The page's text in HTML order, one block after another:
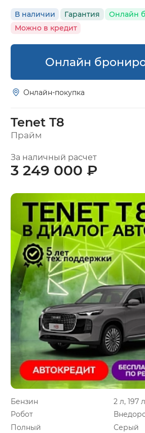
В наличии Гарантия
Онлайн
Можно в кредит
Онлайн
Онлайн-покупка
Tenet T8
Прайм
Бензин
2 л, 197
Робот
Полный
Серый
За наличный расчет
3 249 000 ₽